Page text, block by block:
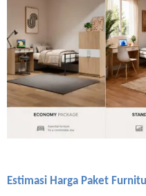
Estimasi Harga Paket